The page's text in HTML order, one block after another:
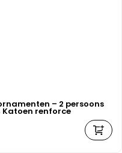
– 2 persoons
Katoen renforce